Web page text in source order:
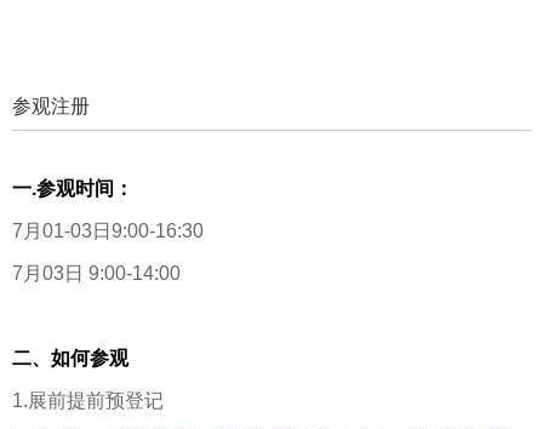
参观注册
一.参观时间：
7月01-03日9:00-16:30
7月03日 9:00-14:00
二、如何参观
1.展前提前预登记